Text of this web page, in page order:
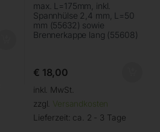
max. L=175mm, inkl.
Spannhülse 2,4 mm, L=50
mm (55632) sowie
Brennerkappe lang (55608)
€ 18,00
inkl. MwSt.
zzgl. Versandkosten
Lieferzeit: ca. 2 - 3 Tage